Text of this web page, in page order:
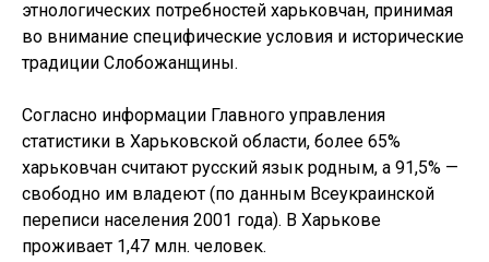
этнологических потребностей харьковчан, принимая
во внимание специфические условия и исторические
традиции Слобожанщины.
Согласно информации Главного управления
статистики в Харьковской области, более 65%
харьковчан считают русский язык родным, а 91,5% —
свободно им владеют (по данным Всеукраинской
переписи населения 2001 года). В Харькове
проживает 1,47 млн. человек.